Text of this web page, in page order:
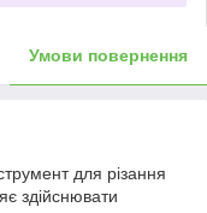
Умови повернення
для різання
здійснювати